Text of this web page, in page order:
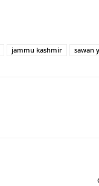
jammu kashmir sawan